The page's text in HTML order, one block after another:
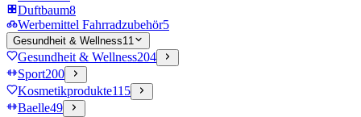
Duftbaum8
Werbemittel Fahrradzubehör5
Gesundheit & Wellness11
Gesundheit & Wellness204
Sport200
Kosmetikprodukte115
Baelle49